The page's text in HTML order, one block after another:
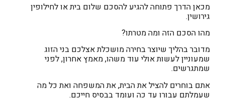
מכאן הדרך פתוחה להגיע להסכם שלום בית או לחילופין
גירושין.
מהו הסכם הזה ומה מטרתו?
מדובר בהליך שיוצר בחירה מושכלת אצלכם בני הזוג
שמעוניין לעשות אולי עוד משהו, מאמץ אחרון, לפני
שמתגרשים.
אתם בוחרים להציל את הבית, את המשפחה ואת כל מה
שעמלתם עבורו עד כה ועומד בבסיס חייכם.